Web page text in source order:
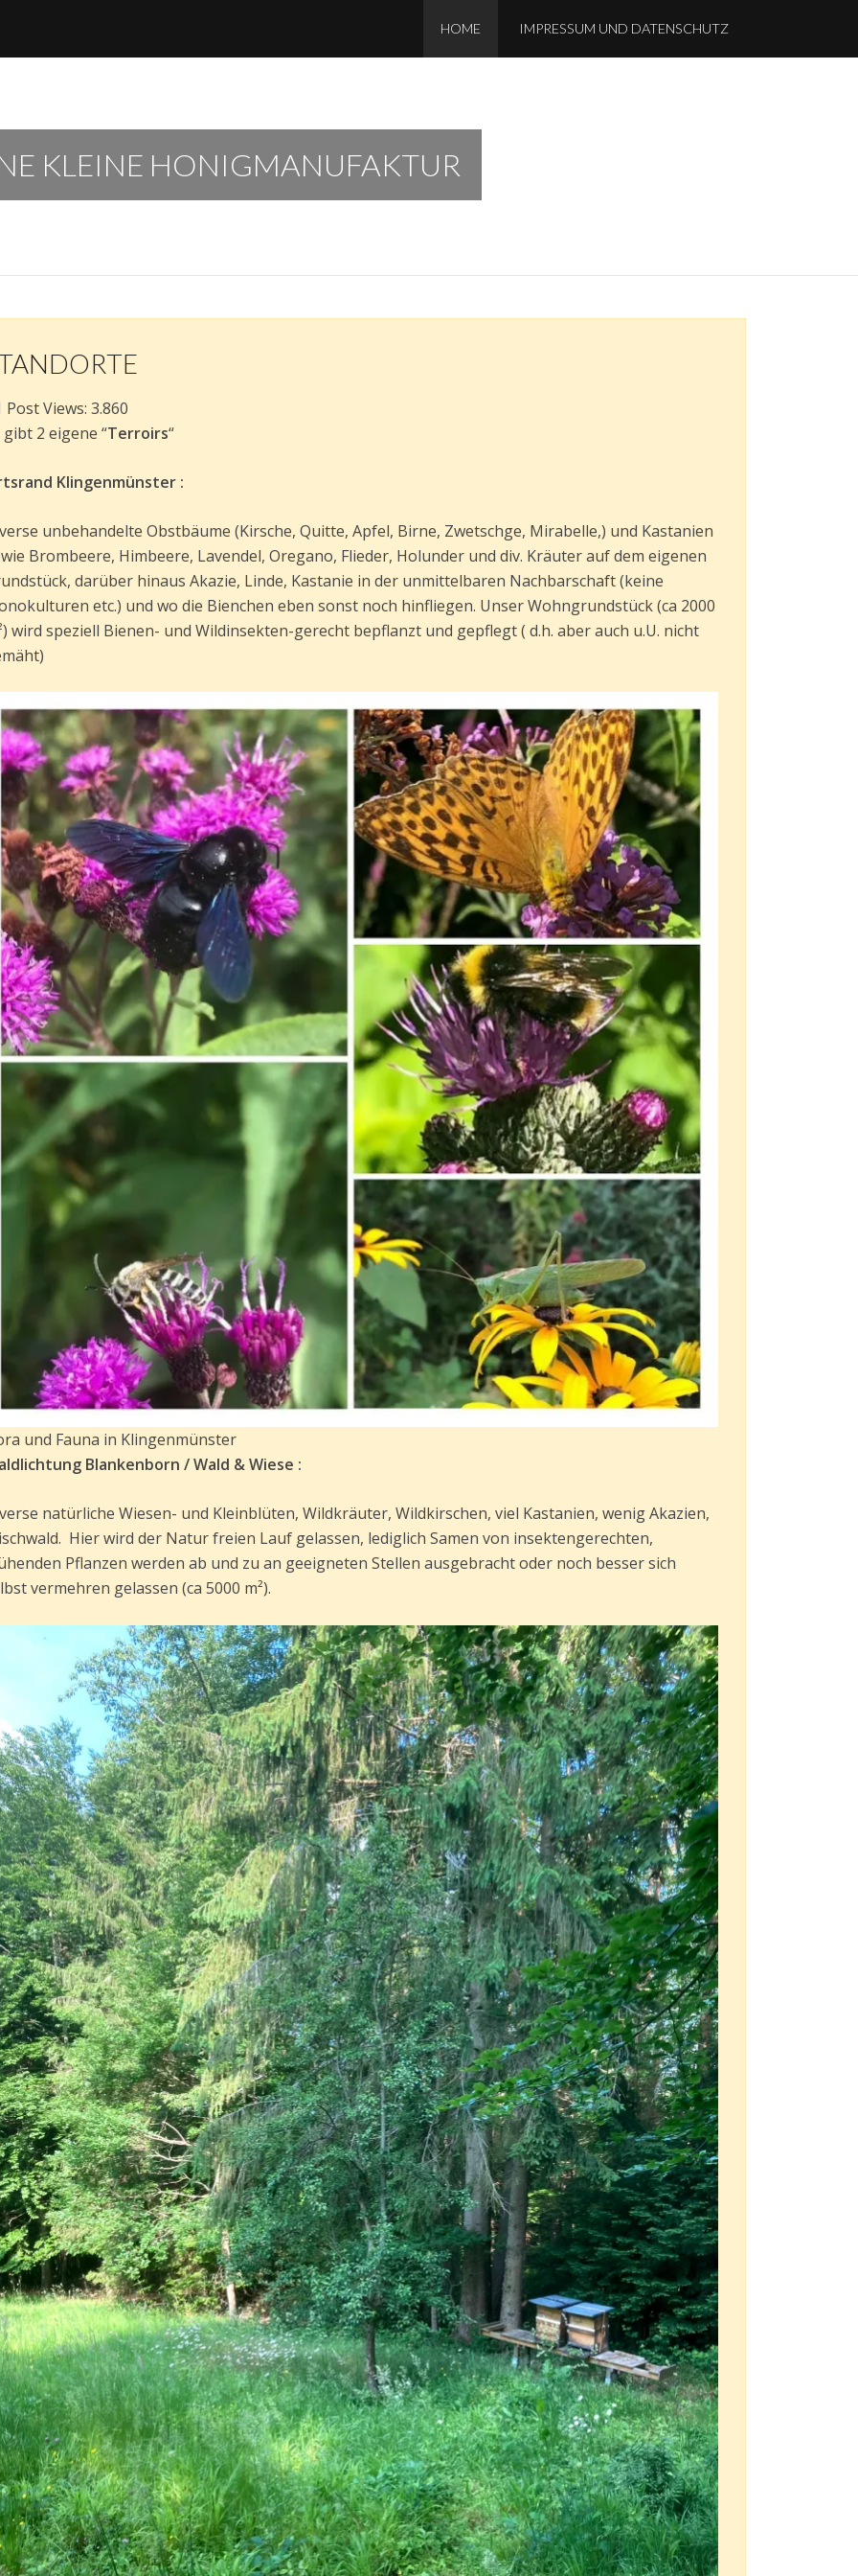
HOME IMPRESSUM UND DATENSCHUTZ
KLEINE HONIGMANUFAKTUR
Post Views: 3.860
gibt‌ ‌2‌ ‌eigene‌ ‌“Terroirs“ ‌
‌Klingenmünster‌ ‌:‌
‌unbehandelte‌ ‌Obstbäume‌ ‌(Kirsche,‌ ‌Quitte,‌ ‌Apfel,‌ ‌Birne,‌ ‌Zwetschge,‌ ‌Mirabelle,)‌ ‌und‌ ‌Kastanien‌
‌Brombeere,‌ ‌Himbeere, Lavendel,‌ ‌Oregano,‌ ‌Flieder,‌ ‌Holunder‌ ‌und‌ ‌div.‌ ‌Kräuter‌ ‌auf‌ ‌dem‌ ‌eigenen‌
‌darüber‌ ‌hinaus‌ ‌Akazie,‌ ‌Linde,‌ ‌Kastanie‌ ‌in‌ ‌der‌ ‌unmittelbaren‌ ‌Nachbarschaft‌ ‌(keine‌
‌etc.)‌ ‌und‌ ‌wo‌ ‌die‌ ‌Bienchen‌ ‌eben‌ ‌sonst‌ ‌noch‌ ‌hinfliegen.‌ ‌Unser‌ ‌Wohngrundstück‌ ‌(ca‌ ‌2000‌
‌wird‌ ‌speziell‌ ‌Bienen-‌ ‌und‌ ‌Wildinsekten-gerecht‌ ‌bepflanzt‌ ‌und‌ ‌gepflegt ( d.h. aber auch u.U. nicht
und Fauna in Klingenmünster
‌Blankenborn‌ ‌/‌ ‌Wald‌ ‌&‌ ‌Wiese‌‌ ‌:‌
‌natürliche‌ ‌Wiesen-‌ ‌und‌ ‌Kleinblüten,‌ ‌Wildkräuter, Wildkirschen,‌ ‌viel‌ ‌Kastanien,‌ ‌wenig‌ ‌Akazien,‌
‌Hier‌ ‌wird‌ ‌der‌ ‌Natur‌ ‌freien‌ ‌Lauf‌ ‌gelassen,‌ ‌lediglich‌ ‌Samen‌ ‌von‌ ‌insektengerechten,‌
‌Pflanzen‌ ‌werden‌ ‌ab‌ ‌und‌ ‌zu‌ ‌an‌ ‌geeigneten‌ ‌Stellen‌ ‌ausgebracht‌ ‌oder‌ ‌noch‌ ‌besser‌ ‌sich‌
‌vermehren‌ ‌gelassen‌ ‌(ca‌ ‌5000‌ ‌m²).‌